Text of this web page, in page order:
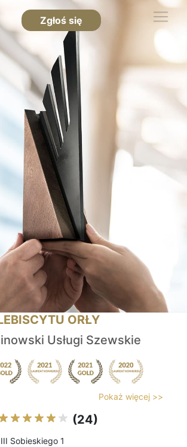
Zgłoś się
ORŁY
Usługi Szewskie
Pokaż więcej >>
(24)
Sobieskiego 1